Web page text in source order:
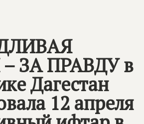
ЗА ПРАВДУв
Дагестан
12 апреля